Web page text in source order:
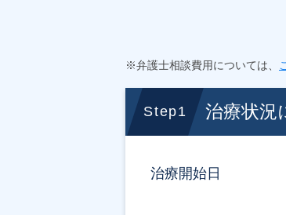
※弁護士相談費用については、
Step1 治療状況
治療開始日